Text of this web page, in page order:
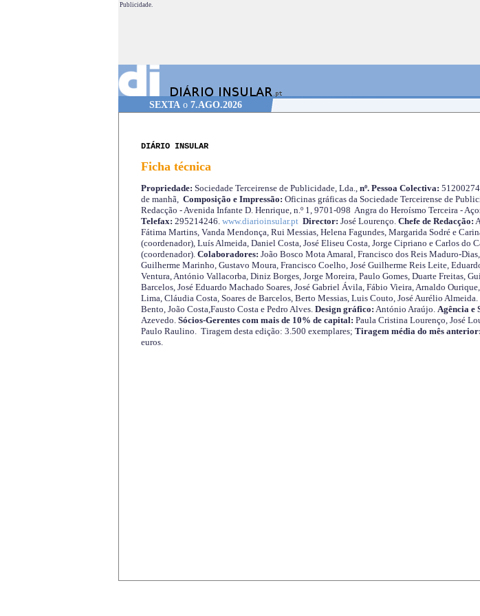
Publicidade.
SEXTAo 7.AGO.2026
DIÁRIO INSULAR
Ficha técnica
Propriedade: Sociedade Terceirense de Publicidade, Lda.,nº. Pessoa Colectiva:
de manhã, Composição e Impressão: Oficinas gráficas da Sociedade Terceirense de
Redacção - Avenida Infante D. Henrique, n.º 1, 9701-098 Angra do Heroísmo Terceira -
Telefax: 295214246. www.diarioinsular.pt Director: José Lourenço. Chefe de Redacção:
Fátima Martins, Vanda Mendonça, Rui Messias, Helena Fagundes, Margarida Sodré e
(coordenador), Luís Almeida, Daniel Costa, José Eliseu Costa, Jorge Cipriano e Carlos do
(coordenador). Colaboradores: João Bosco Mota Amaral, Francisco dos Reis Maduro-
Guilherme Marinho, Gustavo Moura, Francisco Coelho, José Guilherme Reis Leite,
Ventura, António Vallacorba, Diniz Borges, Jorge Moreira, Paulo Gomes, Duarte Freitas,
Barcelos, José Eduardo Machado Soares, José Gabriel Ávila, Fábio Vieira, Arnaldo
Lima, Cláudia Costa, Soares de Barcelos, Berto Messias, Luis Couto, José Aurélio Almeida.
Bento, João Costa,Fausto Costa e Pedro Alves. Design gráfico: António Araújo. Agência e
Azevedo. Sócios-Gerentes com mais de 10% de capital: Paula Cristina Lourenço, José
Paulo Raulino. Tiragem desta edição: 3.500 exemplares; Tiragem média do mês anterior:
euros.